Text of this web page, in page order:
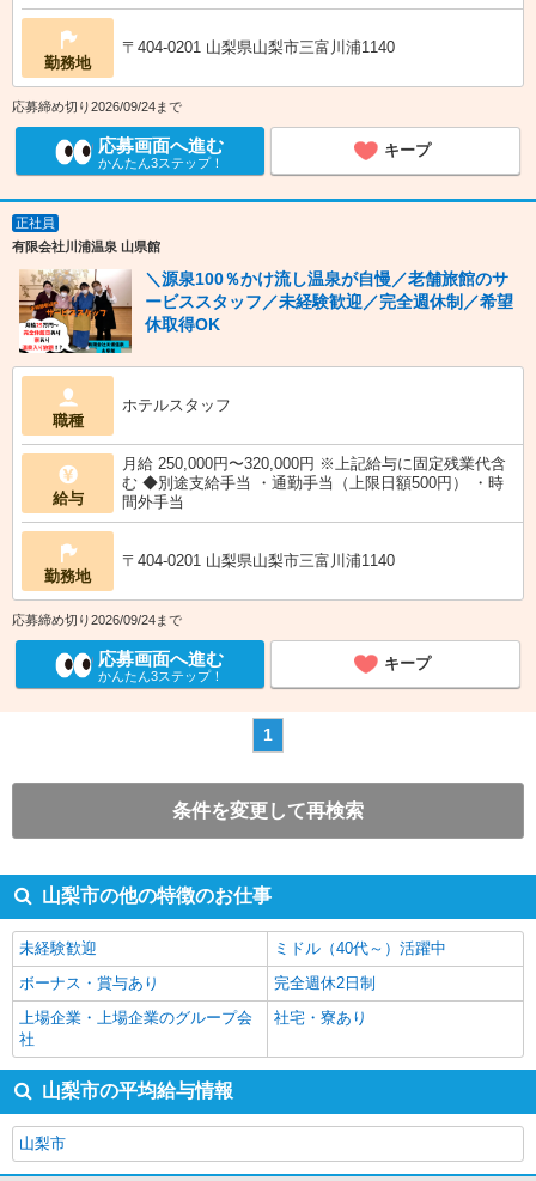
勤務地
〒404-0201 山梨県山梨市三富川浦1140
応募締め切り2026/09/24まで
応募画面へ進む
かんたん3ステップ！
キープ
正社員
有限会社川浦温泉 山県館
＼源泉100％かけ流し温泉が自慢／老舗旅館のサ
ービススタッフ／未経験歓迎／完全週休制／希望
休取得OK
職種
ホテルスタッフ
給与
月給 250,000円〜320,000円 ※上記給与に固定残業代含
む ◆別途支給手当 ・通勤手当（上限日額500円） ・時
間外手当
勤務地
〒404-0201 山梨県山梨市三富川浦1140
応募締め切り2026/09/24まで
応募画面へ進む
かんたん3ステップ！
キープ
1
条件を変更して再検索
山梨市の他の特徴のお仕事
未経験歓迎
ミドル（40代～）活躍中
ボーナス・賞与あり
完全週休2日制
上場企業・上場企業のグループ会
社
社宅・寮あり
山梨市の平均給与情報
山梨市